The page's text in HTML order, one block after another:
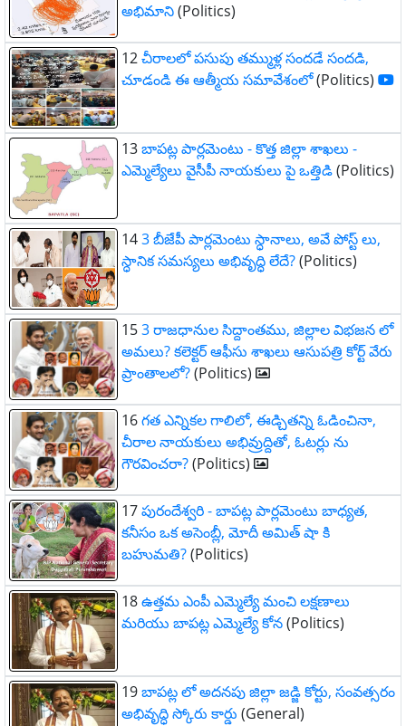
అభిమాని(Politics)
12చీరాలలో పసుపు తమ్ముళ్ల సందడే సందడి,
చూడండి ఈ ఆత్మీయ సమావేశంలో(Politics)
13బాపట్ల పార్లమెంటు - కొత్త జిల్లా శాఖలు -
ఎమ్మెల్యేలు వైసీపీ నాయకులు పై ఒత్తిడి(Politics)
143 బీజేపీ పార్లమెంటు స్ధానాలు, అవే పోస్ట్ లు,
స్ధానిక సమస్యలు అభివృద్ధి లేదే?(Politics)
153 రాజధానుల సిద్దాంతము, జిల్లాల విభజన లో
అమలు? కలెక్టర్ ఆఫీసు శాఖలు ఆసుపత్రి కోర్ట్ వేరు
ప్రాంతాలలో?(Politics)
16గత ఎన్నికల గాలిలో, ఈడ్చితన్ని ఓడించినా,
చీరాల నాయకులు అభివ్రుద్దితో, ఓటర్లు ను
గౌరవించరా?(Politics)
17పురందేశ్వరి - బాపట్ల పార్లమెంటు బాధ్యత,
కనీసం ఒక అసెంబ్లీ, మోదీ అమిత్ షా కి
బహుమతి?(Politics)
18ఉత్తమ ఎంపీ ఎమ్మెల్యే మంచి లక్షణాలు
మరియు బాపట్ల ఎమ్మెల్యే కోన(Politics)
19బాపట్ల లో అదనపు జిల్లా జడ్జి కోర్టు, సంవత్సరం
అభివృద్ధి స్కోరు కార్డు (General)